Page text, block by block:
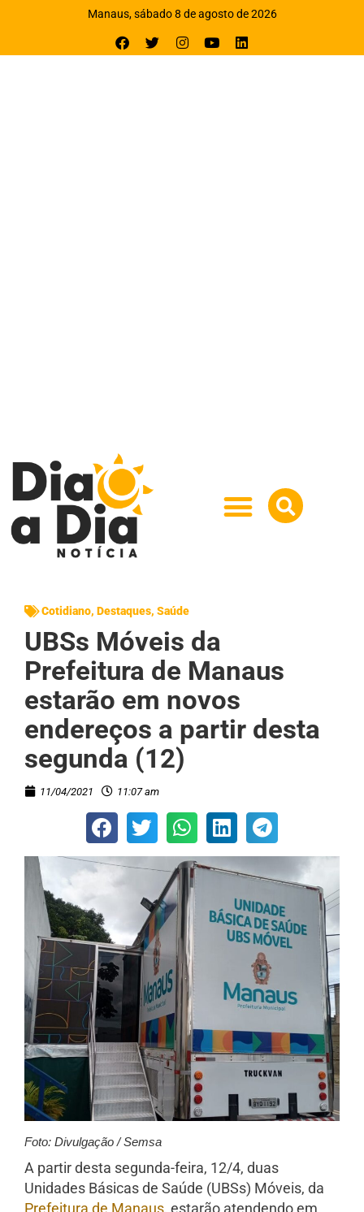
Manaus, sábado 8 de agosto de 2026
Cotidiano, Destaques, Saúde
UBSs Móveis da
Prefeitura de Manaus
estarão em novos
endereços a partir desta
segunda (12)
11/04/2021 11:07 am
Foto: Divulgação / Semsa
A partir desta segunda-feira, 12/4, duas
Unidades Básicas de Saúde (UBSs) Móveis, da
Prefeitura de Manaus, estarão atendendo em